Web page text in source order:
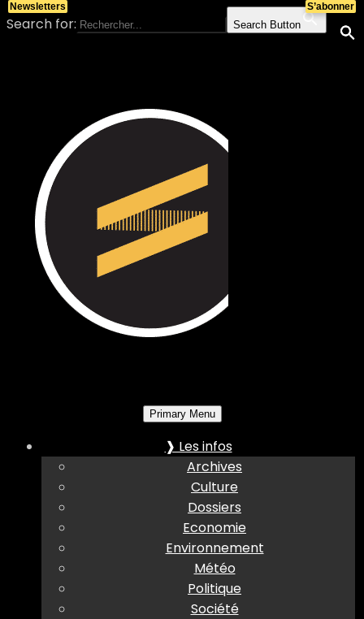
Search for: Search Button
Primary Menu
❱ Les infos
Archives
Culture
Dossiers
Economie
Environnement
Météo
Politique
Société
S’abonner
Newsletters